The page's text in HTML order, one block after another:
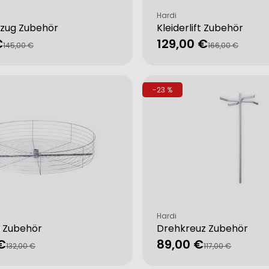
Zubehör
145,00 €
Kleiderlift Zubehör
Verkäufer:
Hardi
Verkaufspreis
129,00 €
Regulärer166,00 €
132,00 €
-23 %
Drehkreuz Zubehör
Verkäufer:
Hardi
Verkaufspreis
89,00 €
Regulärer117,00 €